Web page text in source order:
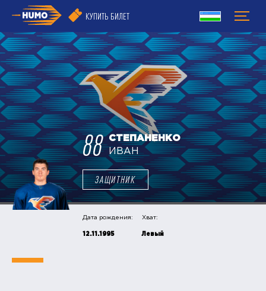
КУПИТЬ БИЛЕТ
88
СТЕПАНЕНКО
ИВАН
ЗАЩИТНИК
Дата рождения:
12.11.1995
Хват:
Левый